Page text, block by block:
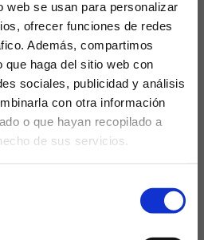
web se usan para personalizar
ofrecer funciones de redes
Además, compartimos
haga del sitio web con
sociales, publicidad y análisis
con otra información
o que hayan recopilado a
de sus servicios.
DE 18 AÑOS
Mamés (1-0), dejando al
a dominar posesión.
4 puntos de los últimos 9
de 9V-4E-3D que empieza
es un bastión:
2019 (pleno de triunfos
1-1 con goles de Costa y